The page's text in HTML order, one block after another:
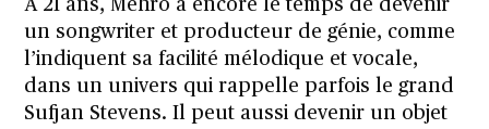
A 21 ans, Mehro a encore le temps de devenir
un songwriter et producteur de génie, comme
l’indiquent sa facilité mélodique et vocale,
dans un univers qui rappelle parfois le grand
Sufjan Stevens. Il peut aussi devenir un objet